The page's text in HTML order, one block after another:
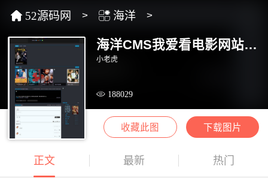
52源码网 > 海洋 >
海洋CMS我爱看电影网站模板
小老虎
188029
收藏此图 下载图片
正文 最新 热门